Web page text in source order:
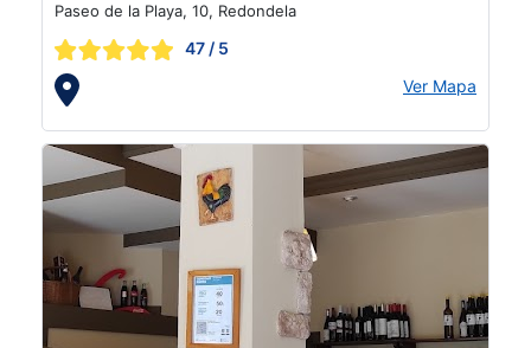
Paseo de la Playa, 10, Redondela
47 / 5
Ver Mapa